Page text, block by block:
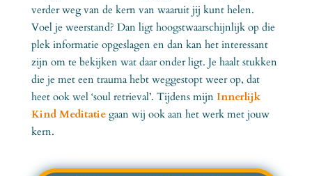
verder weg van de kern van waaruit jij kunt helen.
Voel je weerstand? Dan ligt hoogstwaarschijnlijk op die
plek informatie opgeslagen en dan kan het interessant
zijn om te bekijken wat daar onder ligt. Je haalt stukken
die je met een trauma hebt weggestopt weer op, dat
heet ook wel ‘soul retrieval’. Tijdens mijn Innerlijk
Kind Meditatiegaan wij ook aan het werk met jouw
kern.